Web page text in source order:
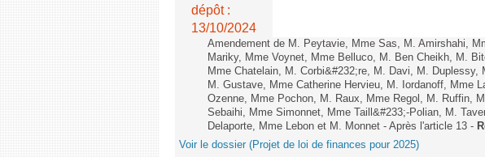
dépôt :
13/10/2024
Amendement de M. Peytavie, Mme Sas, M. Amirshahi,
Mariky, Mme Voynet, Mme Belluco, M. Ben Cheikh, M.
Mme Chatelain, M. Corbi&#232;re, M. Davi, M. Duplessy,
M. Gustave, Mme Catherine Hervieu, M. Iordanoff, Mme
Ozenne, Mme Pochon, M. Raux, Mme Regol, M. Ruffin,
Sebaihi, Mme Simonnet, Mme Taill&#233;-Polian, M.
Delaporte, Mme Lebon et M. Monnet - Après l'article 13 -
Voir le dossier (Projet de loi de finances pour 2025)